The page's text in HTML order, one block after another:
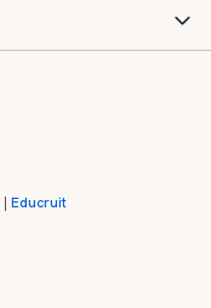
|Educruit